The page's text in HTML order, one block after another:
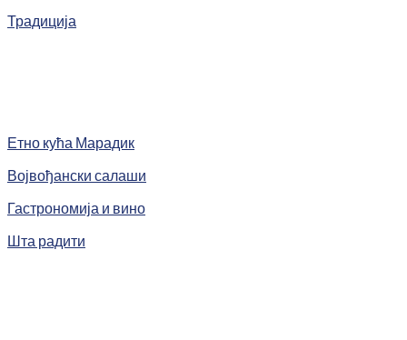
Традиција
Етно кућа Марадик
Војвођански салаши
Гастрономија и вино
Шта радити